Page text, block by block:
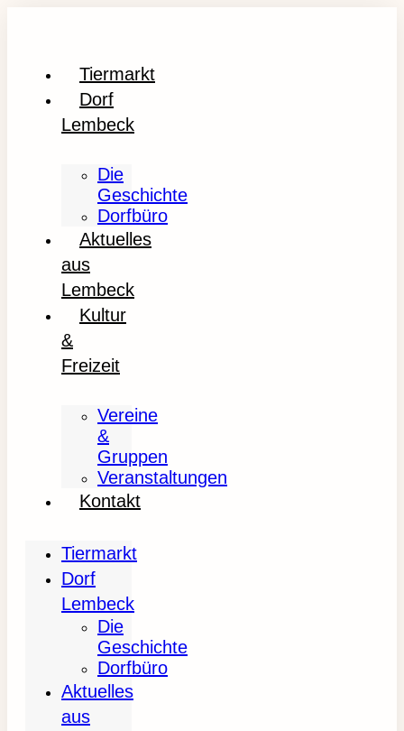
Tiermarkt
Dorf
Lembeck
Die
Geschichte
Dorfbüro
Aktuelles
aus
Lembeck
Kultur
&
Freizeit
Vereine
&
Gruppen
Veranstaltungen
Kontakt
Tiermarkt
Dorf
Lembeck
Die
Geschichte
Dorfbüro
Aktuelles
aus